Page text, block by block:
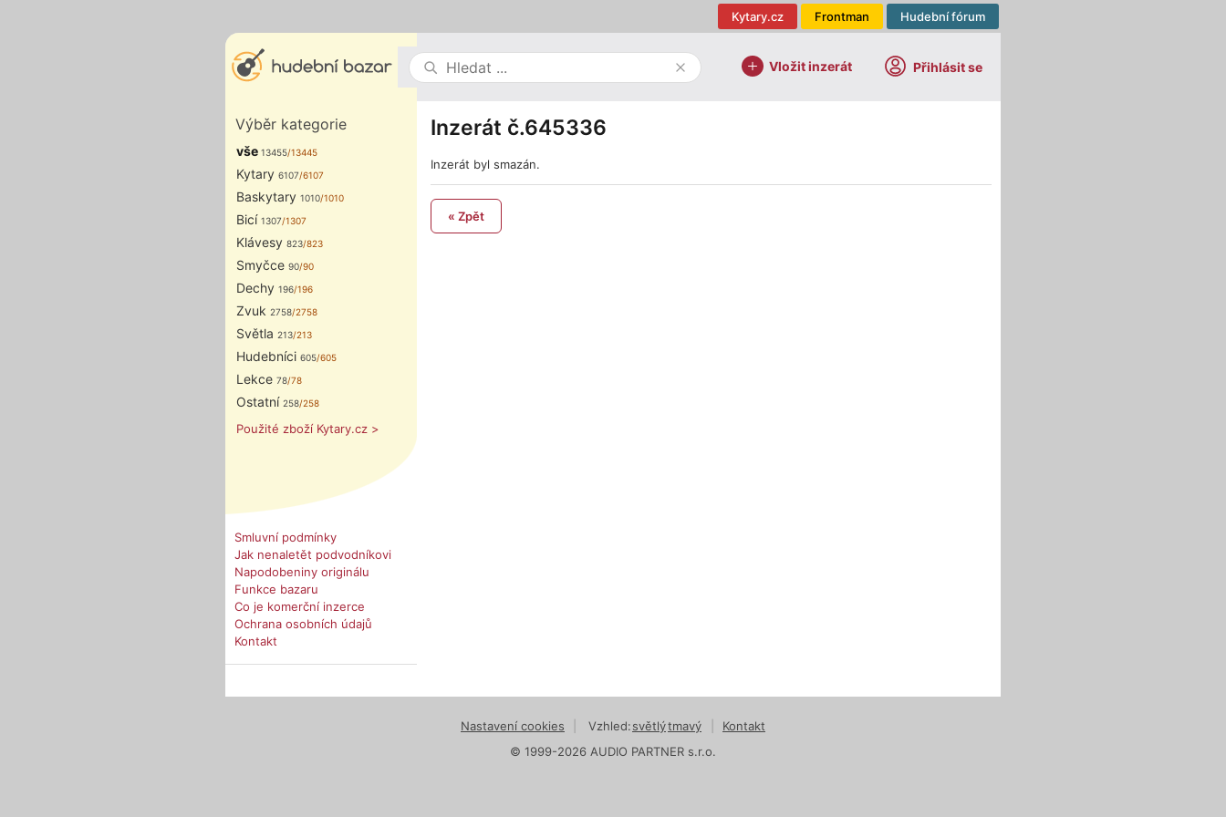
Hudební fórum
Frontman
Kytary.cz
Vložit inzerát Přihlásit se
Výběr kategorie
vše 13455/13445
Kytary 6107/6107
Baskytary 1010/1010
Bicí 1307/1307
Klávesy 823/823
Smyčce 90/90
Dechy 196/196
Zvuk 2758/2758
Světla 213/213
Hudebníci 605/605
Lekce 78/78
Ostatní 258/258
Použité zboží Kytary.cz >
Smluvní podmínky
Jak nenaletět podvodníkovi
Napodobeniny originálu
Funkce bazaru
Co je komerční inzerce
Ochrana osobních údajů
Kontakt
Inzerát č.645336
Inzerát byl smazán.
« Zpět
Nastavení cookies Vzhled:světlýtmavý
Kontakt
© 1999-2026 AUDIO PARTNER s.r.o.